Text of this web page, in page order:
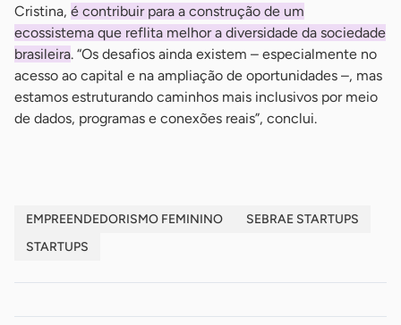
Cristina, é contribuir para a construção de um
ecossistema que reflita melhor a diversidade da sociedade
brasileira. “Os desafios ainda existem – especialmente no
acesso ao capital e na ampliação de oportunidades –, mas
estamos estruturando caminhos mais inclusivos por meio
de dados, programas e conexões reais”, conclui.
EMPREENDEDORISMO FEMININO
SEBRAE STARTUPS
STARTUPS